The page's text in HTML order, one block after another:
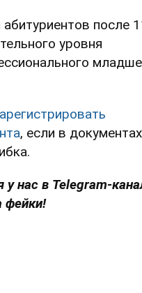
после
уровня
, если в
у нас в Telegram-
фейки!